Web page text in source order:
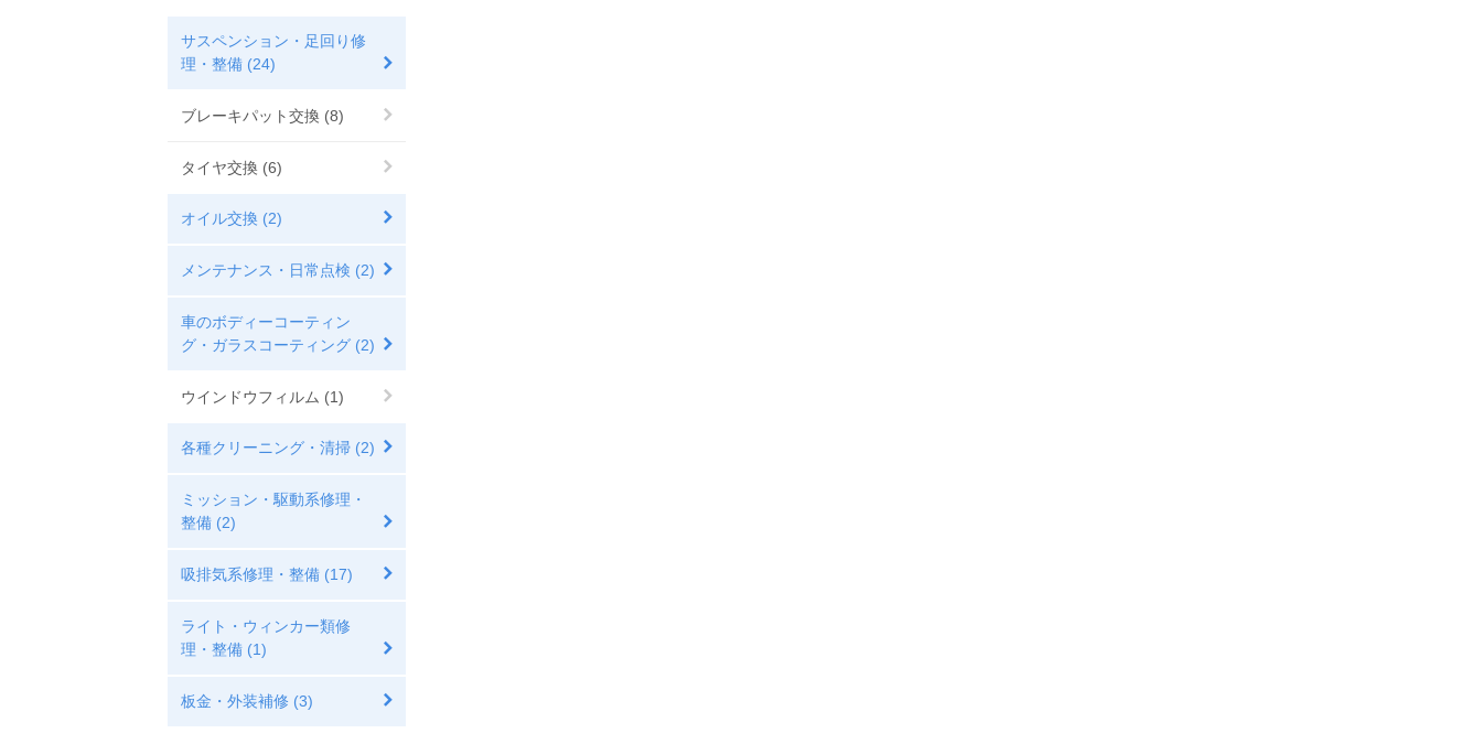
サスペンション・足回り修
理・整備 (24)
ブレーキパット交換 (8)
タイヤ交換 (6)
オイル交換 (2)
メンテナンス・日常点検 (2)
車のボディーコーティン
グ・ガラスコーティング (2)
ウインドウフィルム (1)
各種クリーニング・清掃 (2)
ミッション・駆動系修理・
整備 (2)
吸排気系修理・整備 (17)
ライト・ウィンカー類修
理・整備 (1)
板金・外装補修 (3)